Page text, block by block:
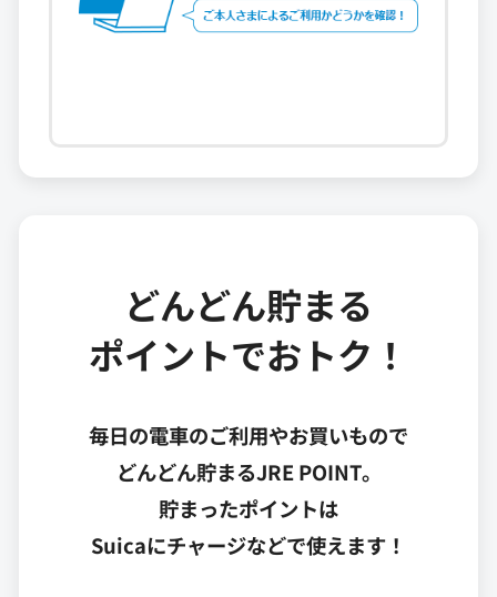
どんどん貯まる
ポイントでおトク！
毎日の電車のご利用やお買いもので
どんどん貯まるJRE POINT。
貯まったポイントは
Suicaにチャージなどで使えます！